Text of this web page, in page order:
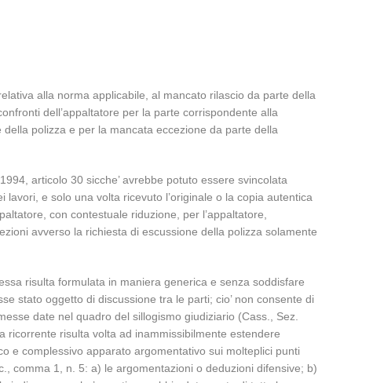
alla norma applicabile, al mancato rilascio da parte della
dell’appaltatore per la parte corrispondente alla
polizza e per la mancata eccezione da parte della
articolo 30 sicche’ avrebbe potuto essere svincolata
e solo una volta ricevuto l’originale o la copia autentica
con contestuale riduzione, per l’appaltatore,
avverso la richiesta di escussione della polizza solamente
risulta formulata in maniera generica e senza soddisfare
stato oggetto di discussione tra le parti; cio’ non consente di
date nel quadro del sillogismo giudiziario (Cass., Sez.
ricorrente risulta volta ad inammissibilmente estendere
e complessivo apparato argomentativo sui molteplici punti
comma 1, n. 5: a) le argomentazioni o deduzioni difensive; b)